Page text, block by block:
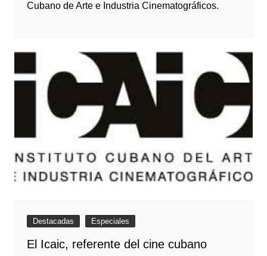
Cubano de Arte e Industria Cinematográficos.
Destacadas Especiales
El Icaic, referente del cine cubano